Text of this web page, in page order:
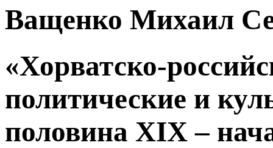
Ващенко Михаил
«Хорватско-
политические и
половина XIX –